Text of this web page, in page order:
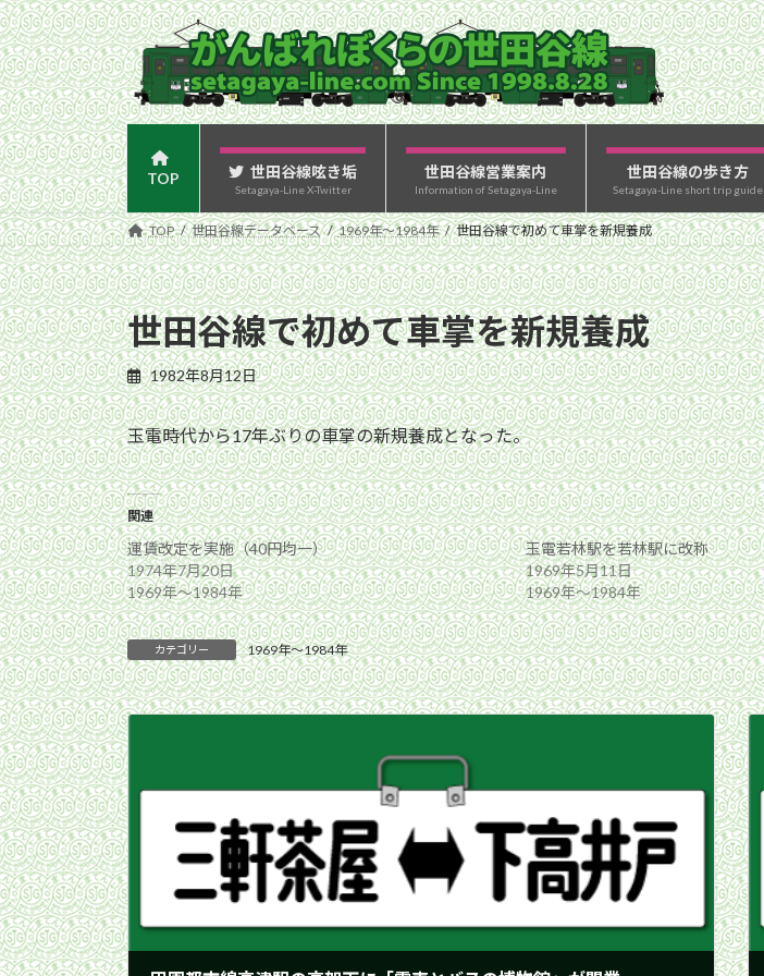
コ
ン
テ
ン
ツ
へ
ス
キ
ッ
プ
ナ
ビ
ゲ
ー
シ
ョ
ン
に
移
動
TOP 世田谷線呟き垢
Setagaya-Line X-Twitter
世田谷線営業案内
Information of Setagaya-Line
世田谷線の歩き方
Setagaya-Line short trip guide
TOP 世田谷線データベース 1969年〜1984年 世田谷線で初めて車掌を新規養成
世田谷線で初めて車掌を新規養成
1982年8月12日
玉電時代から17年ぶりの車掌の新規養成となった。
関連
運賃改定を実施（40円均一）
1974年7月20日
1969年〜1984年
玉電若林駅を若林駅に改称
1969年5月11日
1969年〜1984年
カテゴリー 1969年〜1984年